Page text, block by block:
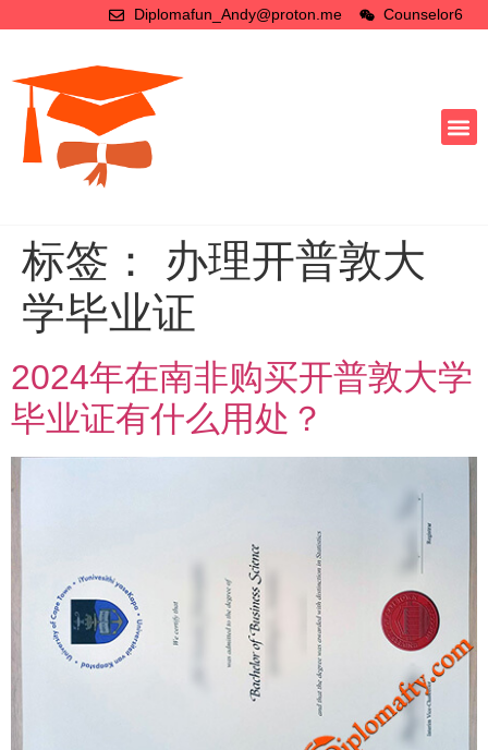
Diplomafun_Andy@proton.me Counselor6
标签： 办理开普敦大
学毕业证
2024年在南非购买开普敦大学
毕业证有什么用处？